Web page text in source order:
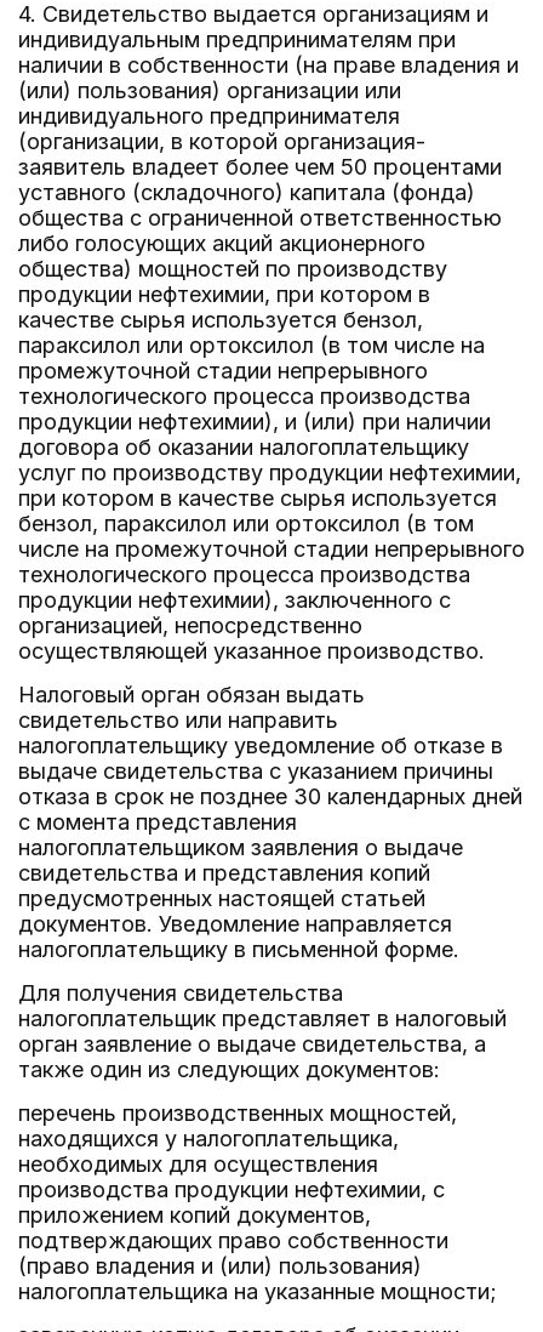
4. Свидетельство выдается организациям и
индивидуальным предпринимателям при
наличии в собственности (на праве владения и
(или) пользования) организации или
индивидуального предпринимателя
(организации, в которой организация-
заявитель владеет более чем 50 процентами
уставного (складочного) капитала (фонда)
общества с ограниченной ответственностью
либо голосующих акций акционерного
общества) мощностей по производству
продукции нефтехимии, при котором в
качестве сырья используется бензол,
параксилол или ортоксилол (в том числе на
промежуточной стадии непрерывного
технологического процесса производства
продукции нефтехимии), и (или) при наличии
договора об оказании налогоплательщику
услуг по производству продукции нефтехимии,
при котором в качестве сырья используется
бензол, параксилол или ортоксилол (в том
числе на промежуточной стадии непрерывного
технологического процесса производства
продукции нефтехимии), заключенного с
организацией, непосредственно
осуществляющей указанное производство.
Налоговый орган обязан выдать
свидетельство или направить
налогоплательщику уведомление об отказе в
выдаче свидетельства с указанием причины
отказа в срок не позднее 30 календарных дней
с момента представления
налогоплательщиком заявления о выдаче
свидетельства и представления копий
предусмотренных настоящей статьей
документов. Уведомление направляется
налогоплательщику в письменной форме.
Для получения свидетельства
налогоплательщик представляет в налоговый
орган заявление о выдаче свидетельства, а
также один из следующих документов:
перечень производственных мощностей,
находящихся у налогоплательщика,
необходимых для осуществления
производства продукции нефтехимии, с
приложением копий документов,
подтверждающих право собственности
(право владения и (или) пользования)
налогоплательщика на указанные мощности;